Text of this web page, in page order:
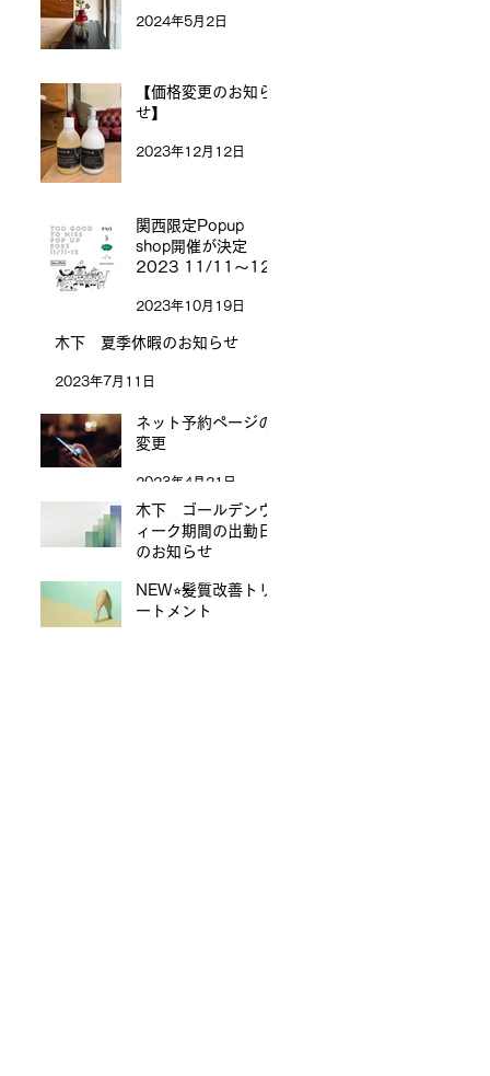
2024年5月2日
【価格変更のお知ら
せ】
2023年12月12日
関西限定Popup
shop開催が決定
2023 11/11〜12
2023年10月19日
木下 夏季休暇のお知らせ
2023年7月11日
ネット予約ページの
変更
2023年4月21日
木下 ゴールデンウ
ィーク期間の出勤日
のお知らせ
2023年4月12日
NEW⭐︎髪質改善トリ
ートメント